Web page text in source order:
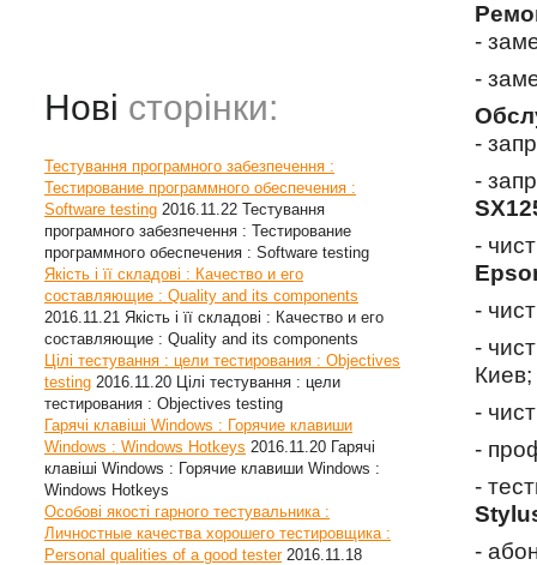
Нові сторінки:
Тестування програмного забезпечення :
Тестирование программного обеспечения :
Software testing 2016.11.22 Тестування
програмного забезпечення : Тестирование
программного обеспечения : Software testing
Якість і її складові : Качество и его
составляющие : Quality and its components
2016.11.21 Якість і її складові : Качество и его
составляющие : Quality and its components
Цілі тестування : цели тестирования : Objectives
testing 2016.11.20 Цілі тестування : цели
тестирования : Objectives testing
Гарячі клавіші Windows : Горячие клавиши
Windows : Windows Hotkeys 2016.11.20 Гарячі
клавіші Windows : Горячие клавиши Windows :
Windows Hotkeys
Особові якості гарного тестувальника :
Личностные качества хорошего тестировщика :
Personal qualities of a good tester 2016.11.18
-
-
-
-
-
-
-
Киев;
-
-
-
-